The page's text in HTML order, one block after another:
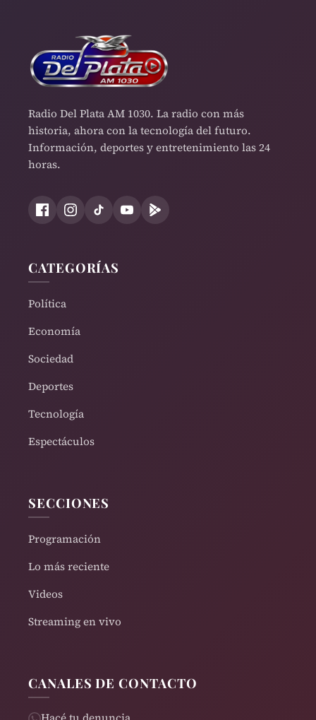
Radio Del Plata AM 1030. La radio con más
historia, ahora con la tecnología del futuro.
Información, deportes y entretenimiento las 24
horas.
CATEGORÍAS
Política
Economía
Sociedad
Deportes
Tecnología
Espectáculos
SECCIONES
Programación
Lo más reciente
Videos
Streaming en vivo
CANALES DE CONTACTO